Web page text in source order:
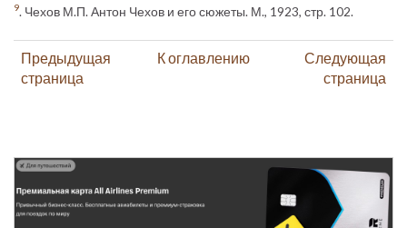
9 . Чехов М.П. Антон Чехов и его сюжеты. М., 1923, стр. 102.
Предыдущая
страница
К оглавлению
Следующая
страница